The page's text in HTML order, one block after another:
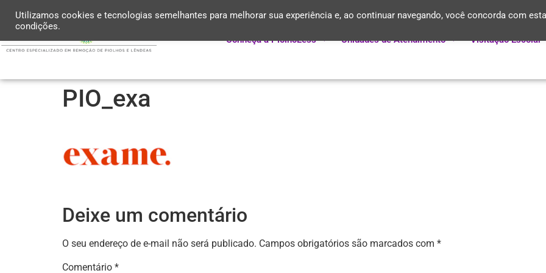
Conheça a PiolhoLess Unidades de Atendimento Visitação Escolar
PIO_exa
Deixe um comentário
O seu endereço de e-mail não será publicado. Campos obrigatórios são marcados com *
Comentário *
Utilizamos cookies e tecnologias semelhantes para melhorar sua experiência e, ao continuar navegando, você concorda com
condições.